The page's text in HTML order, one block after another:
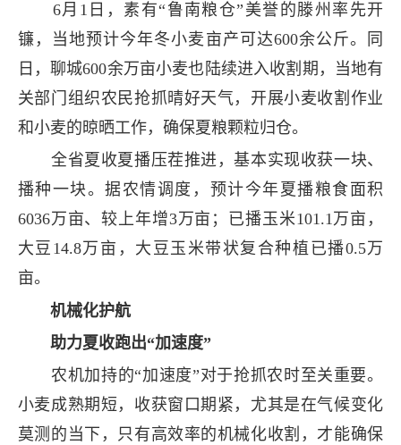
6月1日，素有“鲁南粮仓”美誉的滕州率先开
镰，当地预计今年冬小麦亩产可达600余公斤。同
日，聊城600余万亩小麦也陆续进入收割期，当地有
关部门组织农民抢抓晴好天气，开展小麦收割作业
和小麦的晾晒工作，确保夏粮颗粒归仓。
全省夏收夏播压茬推进，基本实现收获一块、
播种一块。据农情调度，预计今年夏播粮食面积
6036万亩、较上年增3万亩；已播玉米101.1万亩，
大豆14.8万亩，大豆玉米带状复合种植已播0.5万
亩。
机械化护航
助力夏收跑出“加速度”
农机加持的“加速度”对于抢抓农时至关重要。
小麦成熟期短，收获窗口期紧，尤其是在气候变化
莫测的当下，只有高效率的机械化收割，才能确保